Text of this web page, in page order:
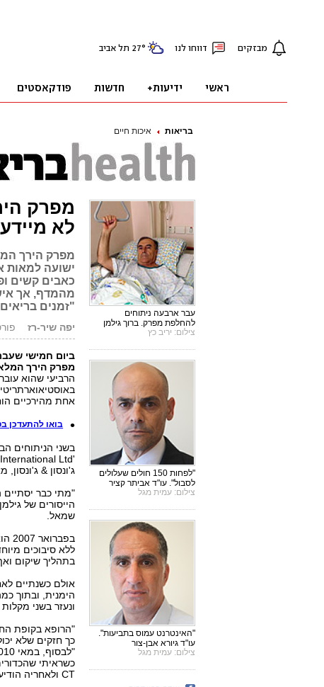
בריאות איכות חיים
מפרק
לא
מפרק הירך
ישועה למאות
כאבים קשים
"זמנים
יפה שיר-רז פורסם:
מפרק הירך
הרביעי שהוא
אחת מהירכיים
בואו להתעדכן
ג'ונסון &
שמאל.
ללא סיבוכים
בתהליך שיקום
אולם כשנתיים
הימנית, ובתוך
ונעזר בשני מקלות
"הרופא בקופת
כשראיתי
CT ולאחריה הודיע לי שאני צריך לעבור ניתוח נוסף להחלפת השתל‭."‬
עבר ארבעה ניתוחים
להחלפת מפרק. ברוך גילמן
צילום: יריב כץ
"לפחות 150 חולים שעלולים
לסבול". עו"ד אביתר קציר
צילום: עמית מגל
"האינטרנט עמוס בתביעות".
עו"ד גיורא אבן-צור
צילום: עמית מגל